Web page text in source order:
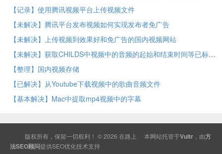
【记录】使用腾讯视频平台上传视频文件
【未解决】腾讯平台发布视频如何实现发布者免广告
【未解决】上传视频到效果好和免广告的国内视频网站
【未解决】获取CHILDS中视频中的音频的起始和结束时间等已标注信息
【整理】国内视频存储
【已解决】从Youtube下载视频中的歌曲音频文件
【基本解决】Mac中提取mp4视频中的字幕
版权所有，保留一切权利！ © 2026 在路上 本网站托管于Vultr ，由方
法SEO顾问提供SEO优化技术支持